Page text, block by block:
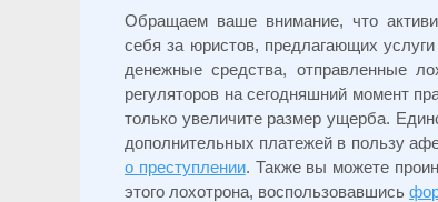
Обращаем ваше внимание, что
себя за юристов, предлагающих
денежные средства, отправленные
регуляторов на сегодняшний момент
только увеличите размер ущерба.
дополнительных платежей в пользу
о преступлении. Также вы можете
этого лохотрона, воспользовавшись